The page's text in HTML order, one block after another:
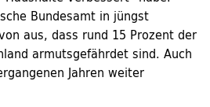
Bundesamt in jüngst
aus, dass rund 15 Prozent der
armutsgefährdet sind. Auch
Jahren weiter